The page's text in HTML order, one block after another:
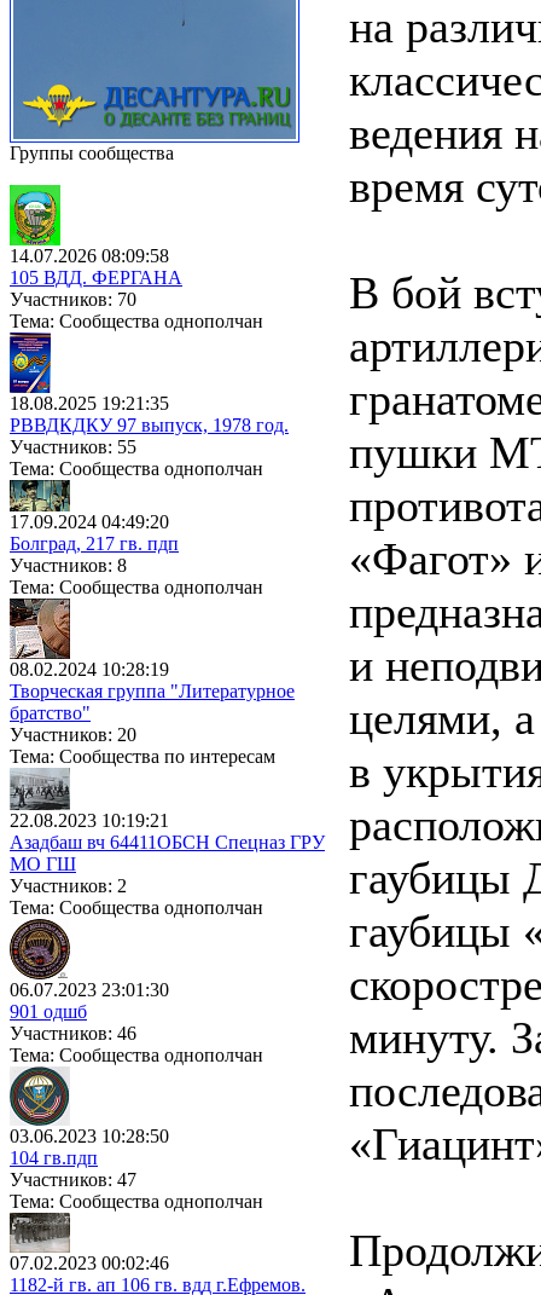
Группы сообщества
14.07.2026 08:09:58
105 ВДД. ФЕРГАНА
Участников: 70
Тема: Сообщества однополчан
18.08.2025 19:21:35
РВВДКДКУ 97 выпуск, 1978 год.
Участников: 55
Тема: Сообщества однополчан
17.09.2024 04:49:20
Болград, 217 гв. пдп
Участников: 8
Тема: Сообщества однополчан
08.02.2024 10:28:19
Творческая группа "Литературное
братство"
Участников: 20
Тема: Сообщества по интересам
22.08.2023 10:19:21
Азадбаш вч 64411ОБСН Спецназ ГРУ
МО ГШ
Участников: 2
Тема: Сообщества однополчан
06.07.2023 23:01:30
901 одшб
Участников: 46
Тема: Сообщества однополчан
03.06.2023 10:28:50
104 гв.пдп
Участников: 47
Тема: Сообщества однополчан
07.02.2023 00:02:46
1182-й гв. ап 106 гв. вдд г.Ефремов.
на
ведения
время
В бой
пушки
«Фагот»
и
целями,
в
гаубицы
гаубицы
минуту.